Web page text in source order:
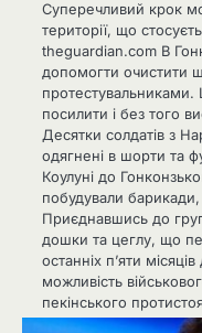
Суперечливий крок
території, що
theguardian.com В
допомогти очистити
посилити і без того
Десятки солдатів з
одягнені в шорти та
Коулуні до
побудували
Приєднавшись до
дошки та цеглу, що
останніх п’яти
можливість
пекінського